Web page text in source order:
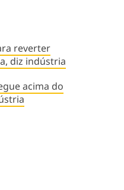
reverter
diz indústria
acima do